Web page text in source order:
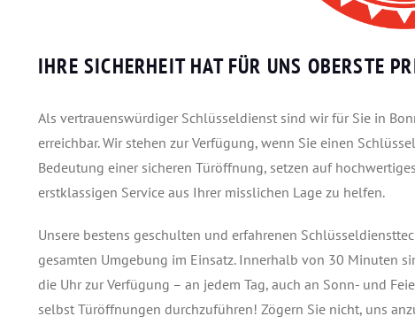
IHRE SICHERHEIT HAT FÜR UNS OBERSTE
Als vertrauenswürdiger Schlüsseldienst sind wir für Sie in
erreichbar. Wir stehen zur Verfügung, wenn Sie einen
Bedeutung einer sicheren Türöffnung, setzen auf
erstklassigen Service aus Ihrer misslichen Lage zu helfen.
Unsere bestens geschulten und erfahrenen
gesamten Umgebung im Einsatz. Innerhalb von 30 Minuten
die Uhr zur Verfügung – an jedem Tag, auch an Sonn- und
selbst Türöffnungen durchzuführen! Zögern Sie nicht, uns